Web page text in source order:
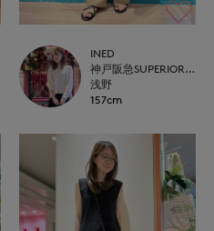
INED
神戸阪急SUPERIORCLOSET
浅野
157cm